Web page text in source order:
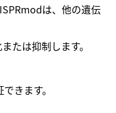
は、他の遺伝
たは抑制します。
きます。